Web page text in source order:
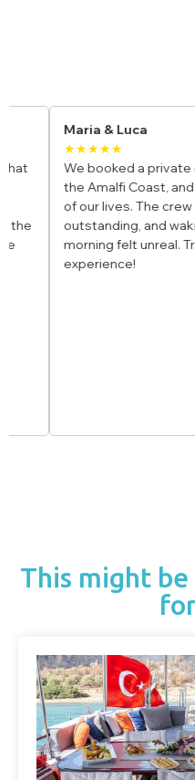
Maria & Luca
★★★★★
We booked a private gulet
the Amalfi Coast, and it
of our lives. The crew was
outstanding, and waking
morning felt unreal. Truly a
experience!
This might